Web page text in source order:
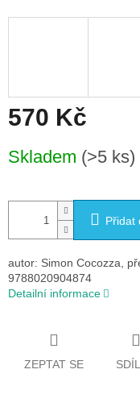
570 Kč
cena:
Skladem (>5 ks)
Přidat
autor: Simon Cocozza,
9788020904874
Detailní informace
ZEPTAT SE